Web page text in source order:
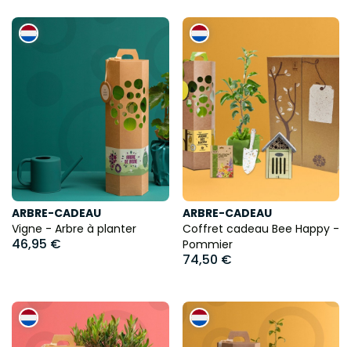
ARBRE-CADEAU
Vigne - Arbre à planter
46,95 €
ARBRE-CADEAU
Coffret cadeau Bee Happy -
Pommier
74,50 €